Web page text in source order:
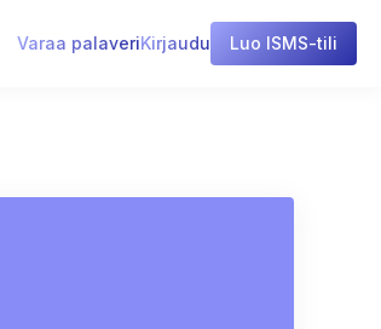
Varaa palaveriKirjaudu Luo ISMS-tili